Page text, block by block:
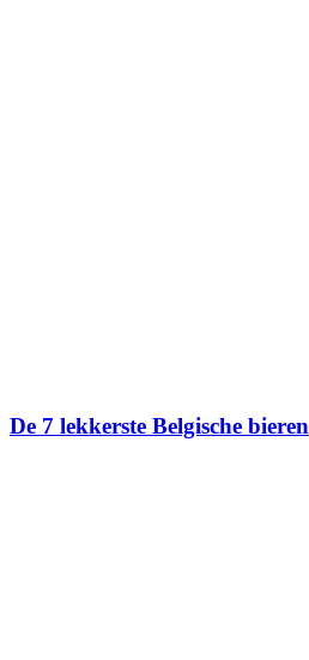
De 7 lekkerste Belgische bieren